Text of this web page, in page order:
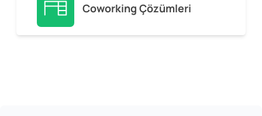
Coworking Çözümleri